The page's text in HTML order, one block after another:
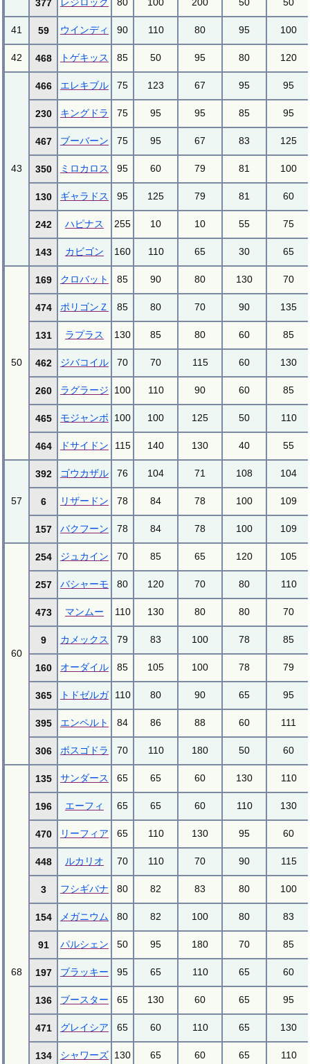
377
41 59 ウインディ 90 110 80 95 100
42 468 トゲキッス 85 50 95 80 120
43
466 エレキブル 75 123 67 95 95
230 キングドラ 75 95 95 85 95
467 ブーバーン 75 95 67 83 125
350 ミロカロス 95 60 79 81 100
130 ギャラドス 95 125 79 81 60
242 ハピナス 255 10 10 55 75
143 カビゴン 160 110 65 30 65
50
169 クロバット 85 90 80 130 70
474 ポリゴンＺ 85 80 70 90 135
131 ラプラス 130 85 80 60 85
462 ジバコイル 70 70 115 60 130
260 ラグラージ 100 110 90 60 85
465 モジャンボ 100 100 125 50 110
464 ドサイドン 115 140 130 40 55
57
392 ゴウカザル 76 104 71 108 104
6 リザードン 78 84 78 100 109
157 バクフーン 78 84 78 100 109
60
254 ジュカイン 70 85 65 120 105
257 バシャーモ 80 120 70 80 110
473 マンムー 110 130 80 80 70
9 カメックス 79 83 100 78 85
160 オーダイル 85 105 100 78 79
365 トドゼルガ 110 80 90 65 95
395 エンペルト 84 86 88 60 111
306 ボスゴドラ 70 110 180 50 60
68
135 サンダース 65 65 60 130 110
196 エーフィ 65 65 60 110 130
470 リーフィア 65 110 130 95 60
448 ルカリオ 70 110 70 90 115
3 フシギバナ 80 82 83 80 100
154 メガニウム 80 82 100 80 83
91 パルシェン 50 95 180 70 85
197 ブラッキー 95 65 110 65 60
136 ブースター 65 130 60 65 95
471 グレイシア 65 60 110 65 130
134 シャワーズ 130 65 60 65 110